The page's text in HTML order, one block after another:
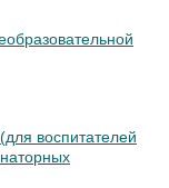
воспитателей